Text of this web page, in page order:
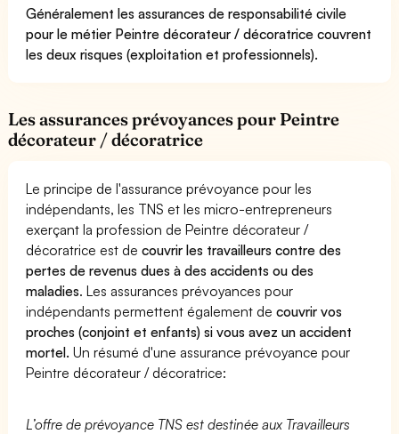
Généralement les assurances de responsabilité civile
pour le métier Peintre décorateur / décoratrice couvrent
les deux risques (exploitation et professionnels).
Les assurances prévoyances pour Peintre
décorateur / décoratrice
Le principe de l'assurance prévoyance pour les
indépendants, les TNS et les micro-entrepreneurs
exerçant la profession de Peintre décorateur /
décoratrice est decouvrir les travailleurs contre des
pertes de revenus dues à des accidents ou des
maladies. Les assurances prévoyances pour
indépendants permettent également decouvrir vos
proches (conjoint et enfants) si vous avez un accident
mortel. Un résumé d'une assurance prévoyance pour
Peintre décorateur / décoratrice:
L’offre de prévoyance TNS est destinée aux Travailleurs